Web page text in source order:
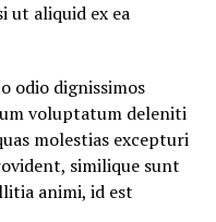
ut aliquid ex ea
odio dignissimos
voluptatum deleniti
molestias excepturi
similique sunt
animi, id est